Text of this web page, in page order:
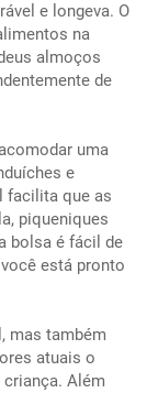
e longeva. O
na
almoços
de
uma
e
facilita que as
piqueniques
bolsa é fácil de
está pronto
mas também
atuais o
Além